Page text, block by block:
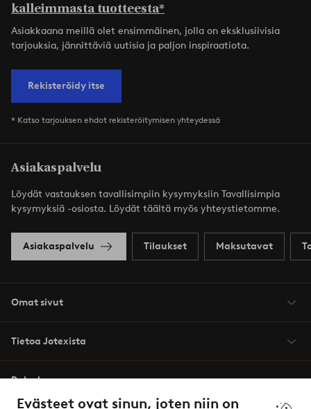
Evästeet ovat sinun, joten niin on
kalleimmasta tuotteesta*
Asiakkaana meillä olet ensimmäinen, jolla on eksklusiivisia
tarjouksia, jännittäviä uutisia ja paljon inspiraatiota.
Rekisteröidy itse
* Katso tarjouksen ehdot rekisteröitymisen yhteydessä
Asiakaspalvelu
Löydät vastauksen tavallisimpiin kysymyksiin Tavallisimpia
kysymyksiä -osiosta. Löydät täältä myös yhteystietomme.
Asiakaspalvelu Tilaukset Maksutavat
Omat sivut
Tietoa Jotexista
Palvelumme